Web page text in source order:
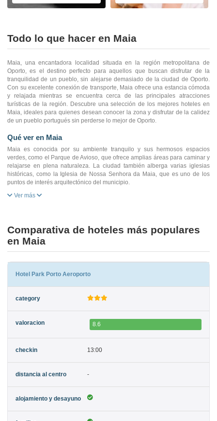
Todo lo que hacer en Maia
Maia, una encantadora localidad situada en la región metropolitana de
Oporto, es el destino perfecto para aquellos que buscan disfrutar de la
tranquilidad de un pueblo, sin alejarse demasiado de la ciudad de Oporto.
Con su excelente conexión de transporte, Maia ofrece una estancia cómoda
y relajada mientras se encuentra cerca de las principales atracciones
turísticas de la región. Descubre una selección de los mejores hoteles en
Maia, ideales para quienes desean conocer la zona y disfrutar de la calidez
de un pueblo portugués sin perderse lo mejor de Oporto.
Qué ver en Maia
Maia es conocida por su ambiente tranquilo y sus hermosos espacios
verdes, como el Parque de Avioso, que ofrece amplias áreas para caminar y
relajarse en plena naturaleza. La ciudad también alberga varias iglesias
históricas, como la Iglesia de Nossa Senhora da Maia, que es uno de los
puntos de interés arquitectónico del municipio.
Ver más
Comparativa de hoteles más populares
en Maia
Hotel Park Porto Aeroporto
8.6
13:00
-